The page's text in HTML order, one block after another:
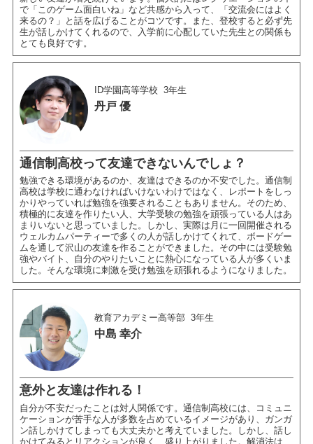
で「このゲーム面白いね」など共感から入って、「交流会にはよく
来るの？」と話を広げることがコツです。また、登校すると必ず先
生が話しかけてくれるので、入学前に心配していた先生との関係も
とても良好です。
ID学園高等学校 3年生
丹戸 優
通信制高校って友達できないんでしょ？
勉強できる環境があるのか、友達はできるのか不安でした。通信制
高校は学校に通わなければいけないわけではなく、レポートをしっ
かりやっていれば勉強を強要されることもありません。そのため、
積極的に友達を作りたい人、大学受験の勉強を頑張っている人はあ
まりいないと思っていました。しかし、実際は月に一回開催される
ウェルカムパーティーで多くの人が話しかけてくれて、ボードゲー
ムを通して沢山の友達を作ることができました。その中には受験勉
強やバイト、自分のやりたいことに熱心になっている人が多くいま
した。そんな環境に刺激を受け勉強を頑張れるようになりました。
教育アカデミー高等部 3年生
中島 幸介
意外と友達は作れる！
自分が不安だったことは対人関係です。通信制高校には、コミュニ
ケーションが苦手な人が多数を占めているイメージがあり、ガンガ
ン話しかけてしまっても大丈夫かと考えていました。しかし、話し
かけてみるとリアクションが良く、盛り上がりました。解消法は、